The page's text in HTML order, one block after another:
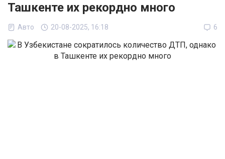
Ташкенте их рекордно много
Авто 20-08-2025, 16:18 6